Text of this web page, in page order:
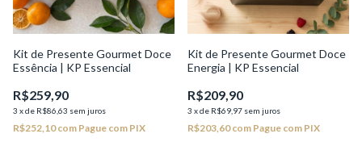
Kit de Presente Gourmet Doce
Essência | KP Essencial
R$259,90
3 xde R$86,63 sem juros
R$252,10com Pague com PIX
Kit de Presente Gourmet Doce
Energia | KP Essencial
R$209,90
3 xde R$69,97 sem juros
R$203,60com Pague com PIX